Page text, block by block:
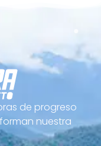
de progreso
nuestra